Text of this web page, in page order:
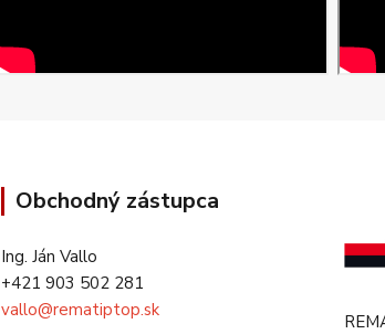
Obchodný zástupca
Ing. Ján Vallo
+421 903 502 281
vallo@rematiptop.sk